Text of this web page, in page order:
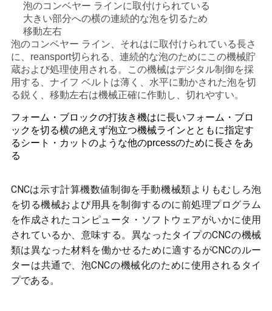
引
用
を
要
求
し
な
さ
い
地
図
泡のコンベヤー ラインに取付けられている
大きい部分への横の連続的な泡を切るため
移動左右
泡のコンベヤー ライン、それはに取付けられている長さ
に、reansport切られる、連続的な泡のためにこの機械貯
蔵および処理使用される。この機械はデジタル制御を採
用する、ナイフ ベルトは薄く、水平に動かされた泡を切
る鋭く、移動左右は機械正確に作動し、切れやすい。
フォーム・ブロックの打抜き機はに長いフォーム・ブロ
ックを切る横の絶えず泡立つ機械ラインとともに指定す
るシート・カットのような他のprcessのために長さをあ
る
CNCは示す計算機数値制御を手動機械類よりもむしろ泡
を切る機械および用具を制御するのに前処理プログラム
を作成されたコンピュータ・ソフトウェアがいかに使用
されているか、意味する。異なったタイプのCNCの機械
類は異なった材料を働かせるために適するがCNCのルー
ターは共通で、泡CNCの機械化のために使用されるタイ
プである。